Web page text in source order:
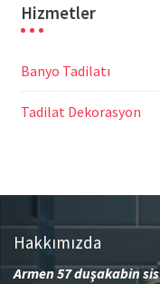
Hizmetler
Banyo Tadilatı
Tadilat Dekorasyon
Hakkımızda
Armen 57duşakabin